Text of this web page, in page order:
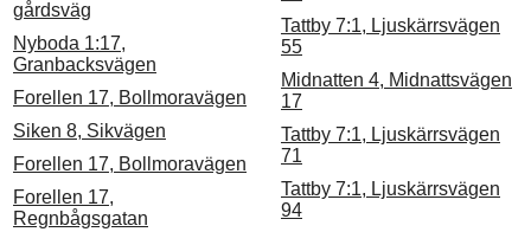
gårdsväg
Nyboda 1:17,
Granbacksvägen
Forellen 17, Bollmoravägen
Siken 8, Sikvägen
Forellen 17, Bollmoravägen
Forellen 17,
Regnbågsgatan
Tattby 7:1, Ljuskärrsvägen
55
Midnatten 4, Midnattsvägen
17
Tattby 7:1, Ljuskärrsvägen
71
Tattby 7:1, Ljuskärrsvägen
94